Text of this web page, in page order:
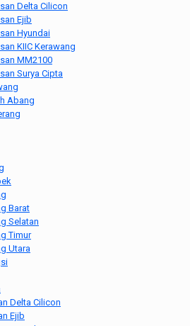
Delta Cilicon
Ejib
Hyundai
KIIC Kerawang
MM2100
Surya Cipta
Abang
Barat
Selatan
Timur
Utara
Delta Cilicon
Ejib